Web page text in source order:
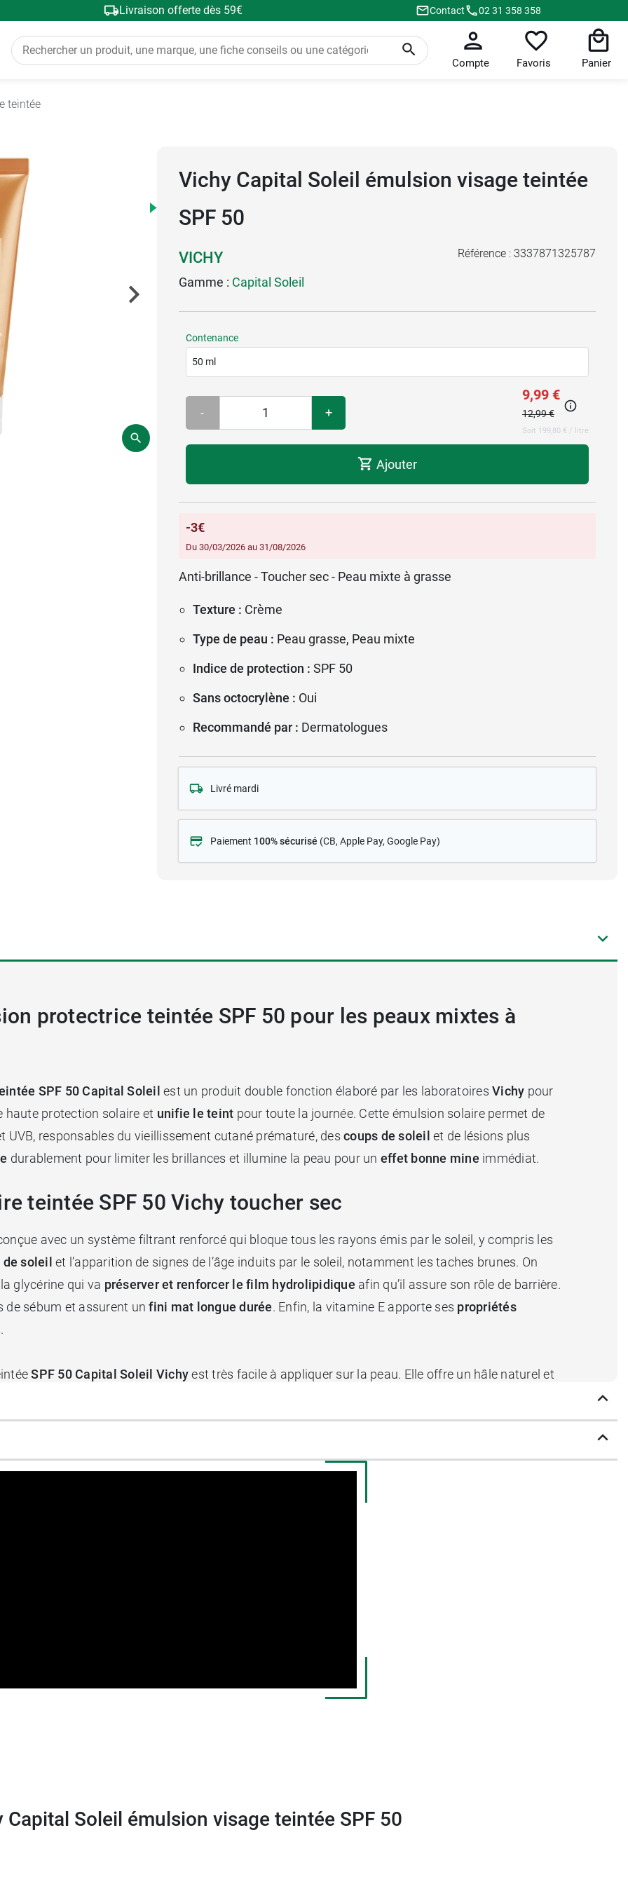
Livraison offerte dès 59€ Contact 02 31 358 358
Compte Favoris Panier
teintée
Vichy Capital Soleil émulsion visage teintée
SPF 50
VICHY
Gamme : Capital Soleil
Référence : 3337871325787
Contenance
50 ml
- +
9,99 €
12,99 €
Soit 199,80 € / litre
Ajouter
-3€
Du 30/03/2026 au 31/08/2026
Anti-brillance - Toucher sec - Peau mixte à grasse
Texture : Crème
Type de peau : Peau grasse, Peau mixte
Indice de protection : SPF 50
Sans octocrylène : Oui
Recommandé par : Dermatologues
Livré mardi
Paiement 100% sécurisé (CB, Apple Pay, Google Pay)
protectrice teintée SPF 50 pour les peaux mixtes à
SPF 50 Capital Soleil est un produit double fonction élaboré par les laboratoires Vichy pour
haute protection solaire et unifie le teint pour toute la journée. Cette émulsion solaire permet de
responsables du vieillissement cutané prématuré, des coups de soleil et de lésions plus
durablement pour limiter les brillances et illumine la peau pour un effet bonne mine immédiat.
teintée SPF 50 Vichy toucher sec
avec un système filtrant renforcé qui bloque tous les rayons émis par le soleil, y compris les
de soleil et l’apparition de signes de l’âge induits par le soleil, notamment les taches brunes. On
glycérine qui va préserver et renforcer le film hydrolipidique afin qu’il assure son rôle de barrière.
de sébum et assurent unfini mat longue durée. Enfin, la vitamine E apporte ses propriétés
SPF 50 Capital Soleil Vichyest très facile à appliquer sur la peau. Elle offre un hâle naturel et
Capital Soleil émulsion visage teintée SPF 50